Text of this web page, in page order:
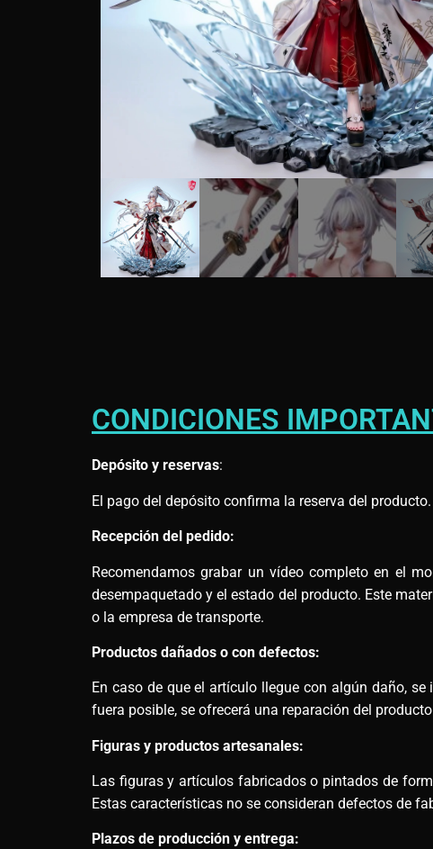
CONDICIONES
Depósito y reservas:
El pago del depósito confirma la reserva del
Recepción del pedido:
Recomendamos grabar un vídeo completo en el
desempaquetado y el estado del producto. Este
o la empresa de transporte.
Productos dañados o con defectos:
En caso de que el artículo llegue con algún daño,
fuera posible, se ofrecerá una reparación del
Figuras y productos artesanales:
Las figuras y artículos fabricados o pintados de
Estas características no se consideran defectos de
Plazos de producción y entrega: